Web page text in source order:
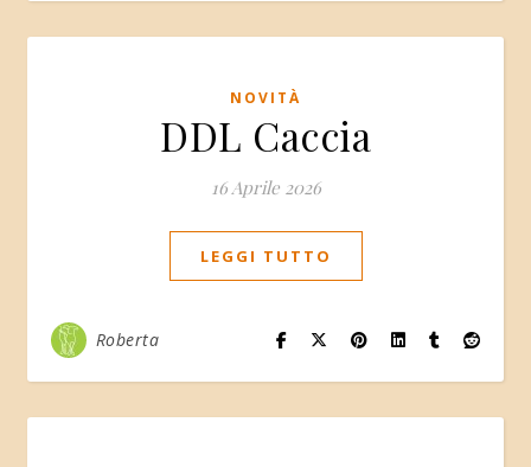
NOVITÀ
DDL Caccia
16 Aprile 2026
LEGGI TUTTO
Roberta